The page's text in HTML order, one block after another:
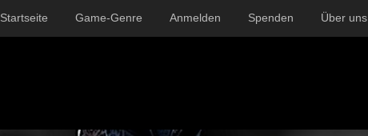
Startseite Game-Genre Anmelden Spenden Über uns